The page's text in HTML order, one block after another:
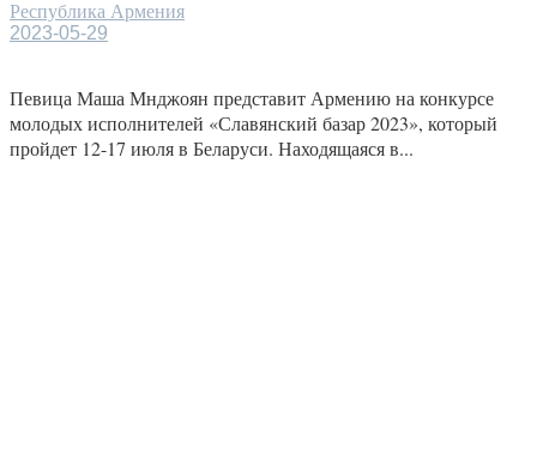
Республика Армения
2023-05-29
Певица Маша Мнджоян представит Армению на конкурсе
молодых исполнителей «Славянский базар 2023», который
пройдет 12-17 июля в Беларуси. Находящаяся в...